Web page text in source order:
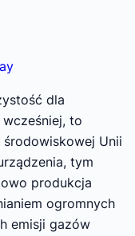
dla
wcześniej, to
Unii
tym
produkcja
ogromnych
emisji gazów